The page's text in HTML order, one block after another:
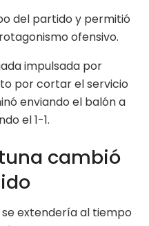
del partido y permitió
ofensivo.
impulsada por
por cortar el servicio
enviando el balón a
el 1-1.
cambió
extendería al tiempo